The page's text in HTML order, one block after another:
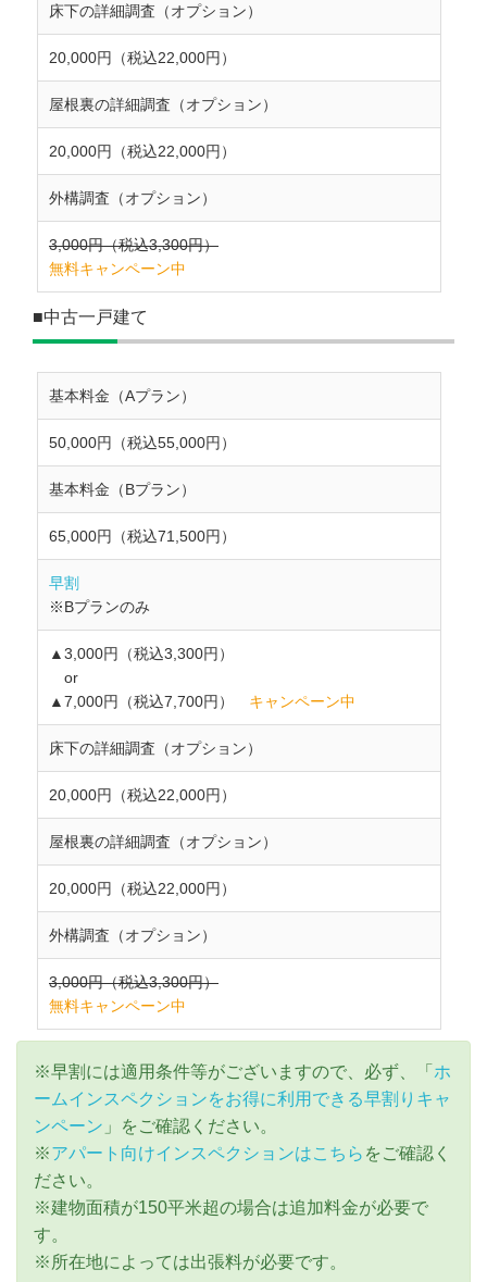
床下の詳細調査（オプション）
20,000円（税込22,000円）
屋根裏の詳細調査（オプション）
20,000円（税込22,000円）
外構調査（オプション）
3,000円（税込3,300円）
無料キャンペーン中
■中古一戸建て
基本料金（Aプラン）
50,000円（税込55,000円）
基本料金（Bプラン）
65,000円（税込71,500円）
早割
※Bプランのみ
▲3,000円（税込3,300円）
or
▲7,000円（税込7,700円） キャンペーン中
床下の詳細調査（オプション）
20,000円（税込22,000円）
屋根裏の詳細調査（オプション）
20,000円（税込22,000円）
外構調査（オプション）
3,000円（税込3,300円）
無料キャンペーン中
※早割には適用条件等がございますので、必ず、「 ホ
ームインスペクションをお得に利用できる早割りキャ
ンペーン 」をご確認ください。
※アパート向けインスペクションはこちら をご確認く
ださい。
※建物面積が150平米超の場合は追加料金が必要で
す。
※所在地によっては出張料が必要です。